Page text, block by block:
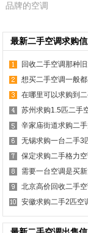
品牌的空调
最新二手空调求购
回收二手空调那种
想买二手空调一般
在哪里可以求购到
苏州求购1.5匹二手
辛家庙街道求购二
无锡求购一台二手3
保定求购二手格力
需要一台空调是买
北京高价回收二手空
安徽求购二手2匹空